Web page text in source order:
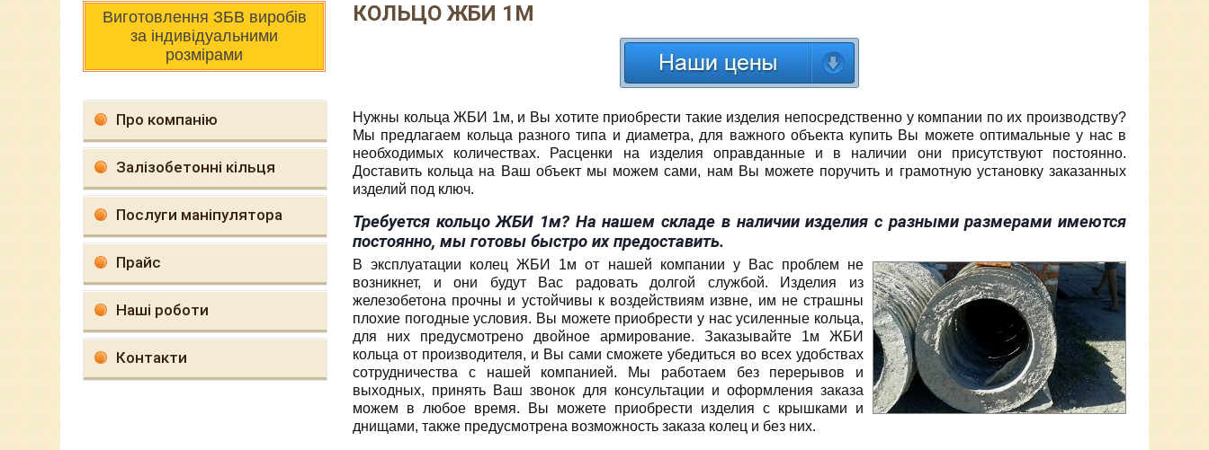
Виготовлення ЗБВ виробів
за індивідуальними
розмірами
Про компанію
Залізобетонні кільця
Послуги маніпулятора
Прайс
Наші роботи
Контакти
КОЛЬЦО ЖБИ 1М
Нужны кольца ЖБИ 1м, и Вы хотите приобрести такие изделия непосредственно у компании по их производству?
Мы предлагаем кольца разного типа и диаметра, для важного объекта купить Вы можете оптимальные у нас в
необходимых количествах. Расценки на изделия оправданные и в наличии они присутствуют постоянно.
Доставить кольца на Ваш объект мы можем сами, нам Вы можете поручить и грамотную установку заказанных
изделий под ключ.
Требуется кольцо ЖБИ 1м? На нашем складе в наличии изделия с разными размерами имеются
постоянно, мы готовы быстро их предоставить.
В эксплуатации колец ЖБИ 1м от нашей компании у Вас проблем не
возникнет, и они будут Вас радовать долгой службой. Изделия из
железобетона прочны и устойчивы к воздействиям извне, им не страшны
плохие погодные условия. Вы можете приобрести у нас усиленные кольца,
для них предусмотрено двойное армирование. Заказывайте 1м ЖБИ
кольца от производителя, и Вы сами сможете убедиться во всех удобствах
сотрудничества с нашей компанией. Мы работаем без перерывов и
выходных, принять Ваш звонок для консультации и оформления заказа
можем в любое время. Вы можете приобрести изделия с крышками и
днищами, также предусмотрена возможность заказа колец и без них.